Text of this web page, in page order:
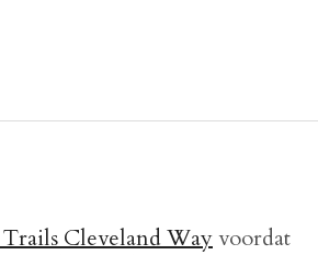
Cleveland Wayvoordat